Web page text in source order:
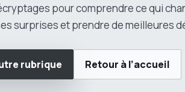
pour comprendre ce qui
surprises et prendre de meilleures
rubrique Retour à l’accueil